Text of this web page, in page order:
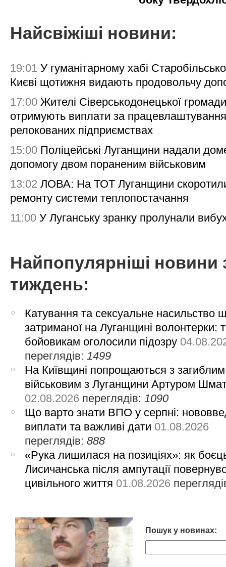
Найсвіжіші новини:
19:01 У гуманітарному хабі
Києві щотижня видають продовольчу
17:00 Жителі Сіверськодонецької
отримують виплати за
релокованих підприємствах
15:00 Поліцейські Луганщини надали
допомогу двом пораненим військовим
13:02 ЛОВА: На ТОТ Луганщини
ремонту системи теплопостачання
11:00 У Луганську зранку пролунали
Найпопулярніші новини
тиждень:
Катування та сексуальне насильство
затриманої на Луганщині волонтерки:
бойовикам оголосили підозру
переглядів:1499
На Київщині попрощаються з загиблим
військовим з Луганщини Артуром
02.08.2026 переглядів:1090
Що варто знати ВПО у серпні:
виплати та важливі дати 01.08.2026
переглядів:888
«Рука лишилася на позиціях»: як
Лисичанська після ампутації
цивільного життя 01.08.2026
Пошук у новинах: